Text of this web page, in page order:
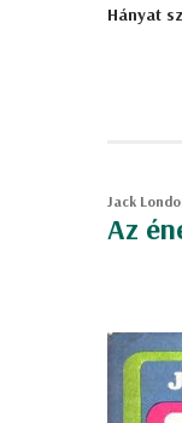
Hányat
Jack
Az